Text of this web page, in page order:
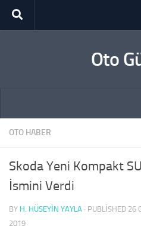
Skip to content
Oto
OTO HABER
Skoda Yeni Kompakt
İsmini Verdi
BY H. HÜSEYIN YAYLA · PUBLISHED 26
2019